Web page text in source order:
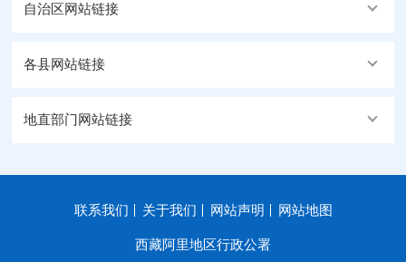
自治区网站链接
各县网站链接
地直部门网站链接
联系我们 关于我们 网站声明 网站地图
西藏阿里地区行政公署